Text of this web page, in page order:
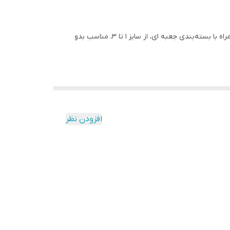
پنج تیکه ی نوزادی جنس پنبه ی ضد حساسیت، شامل بلوز آستین بلند، آستین کوتاه، رکابی، شرت و شلوار، تک رنگ سفید_طوسی، همراه با بسته‌بندی جعبه ای، از سایز ۱ تا ۳، مناسب بدو
افزودن نظر